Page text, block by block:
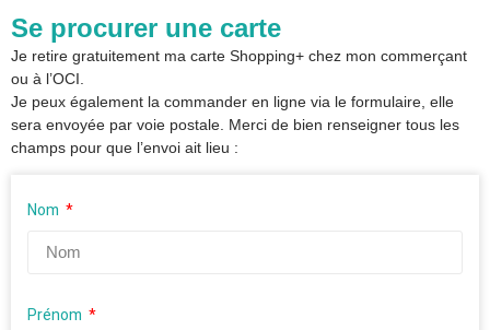
Se procurer une carte
Je retire gratuitement ma carte Shopping+ chez mon commerçant
ou à l’OCI.
Je peux également la commander en ligne via le formulaire, elle
sera envoyée par voie postale. Merci de bien renseigner tous les
champs pour que l’envoi ait lieu :
Nom
Prénom